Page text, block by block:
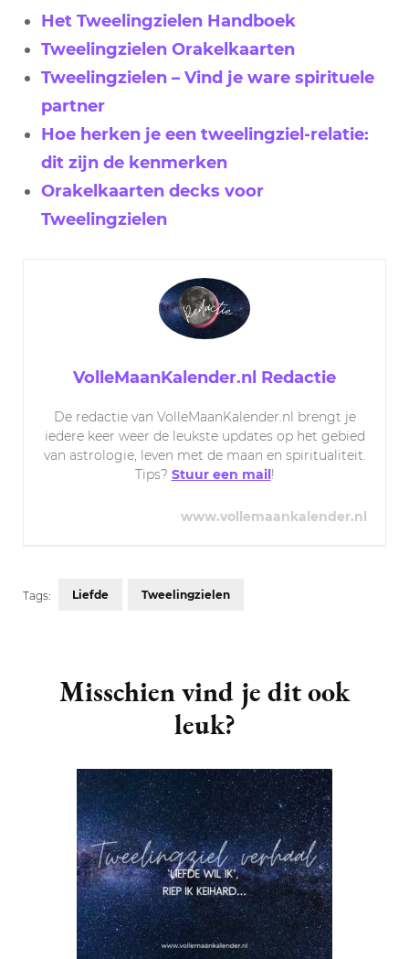
Het Tweelingzielen Handboek
Tweelingzielen Orakelkaarten
Tweelingzielen – Vind je ware spirituele
partner
Hoe herken je een tweelingziel-relatie:
dit zijn de kenmerken
Orakelkaarten decks voor
Tweelingzielen
VolleMaanKalender.nl Redactie
De redactie van VolleMaanKalender.nl brengt je
iedere keer weer de leukste updates op het gebied
van astrologie, leven met de maan en spiritualiteit.
Tips? Stuur een mail!
www.vollemaankalender.nl
Tags: Liefde Tweelingzielen
Navigation
Misschien vind je dit ook
leuk?